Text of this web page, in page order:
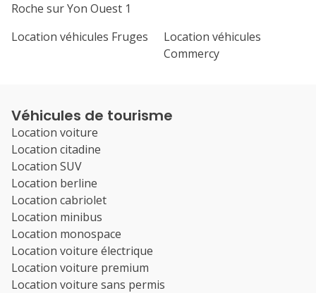
Roche sur Yon Ouest 1
Location véhicules Fruges
Location véhicules
Commercy
Véhicules de tourisme
Location voiture
Location citadine
Location SUV
Location berline
Location cabriolet
Location minibus
Location monospace
Location voiture électrique
Location voiture premium
Location voiture sans permis